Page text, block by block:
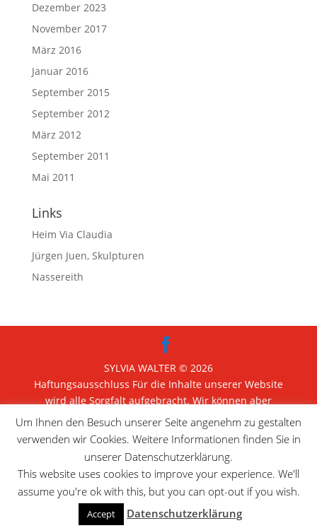
Dezember 2023
November 2017
März 2016
Januar 2016
September 2015
September 2012
März 2012
September 2011
Mai 2011
Links
Heim Via Claudia
Jürgen Juen, Skulpturen
Nassereith
SYLVIA WALTER © 2026
Haftungsausschluss Für die Inhalte unserer Website
wird alle Sorgfalt aufgebracht. Wir können aber
keine Gewähr bezüglich der Fehlerfreiheit und
Aktualität der enthaltenen Informationen
übernehmen. Jegliche Haftung, die direkt oder
indirekt aus der Benutzung dieser Website entsteht,
wird deshalb ausgeschlossen. Auch für die Inhalte
auf hier verlinkten Internetseiten übernehmen wir
keine Verantwortung.
Um Ihnen den Besuch unserer Seite angenehm zu gestalten
verwenden wir Cookies. Weitere Informationen finden Sie in
unserer Datenschutzerklärung.
This website uses cookies to improve your experience. We'll
assume you're ok with this, but you can opt-out if you wish.
Accept Datenschutzerklärung